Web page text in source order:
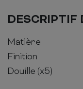
DESCRIPTIF
Matière
Finition
Douille (x5)